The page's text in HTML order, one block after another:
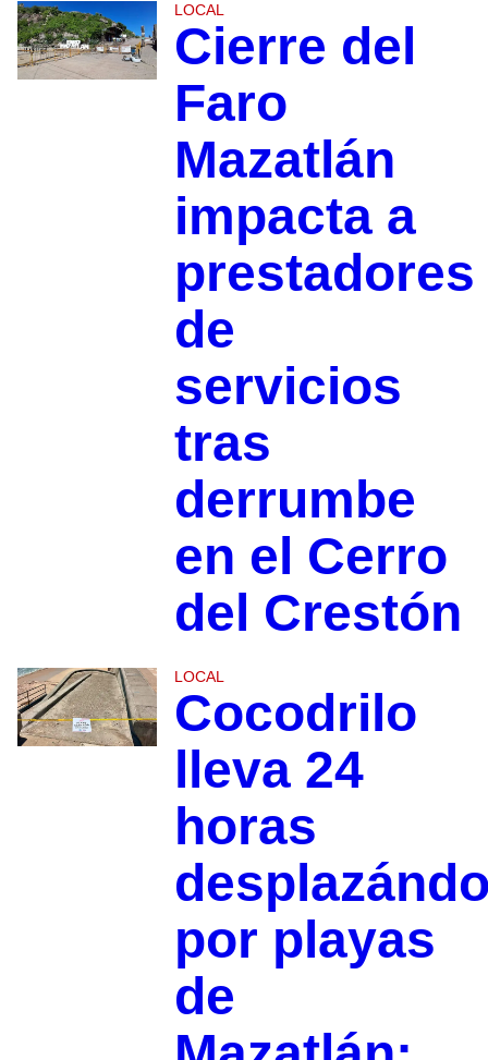
LOCAL
Cierre del
Faro
Mazatlán
impacta a
prestadores
de
servicios
tras
derrumbe
en el Cerro
del Crestón
LOCAL
Cocodrilo
lleva 24
horas
por playas
de